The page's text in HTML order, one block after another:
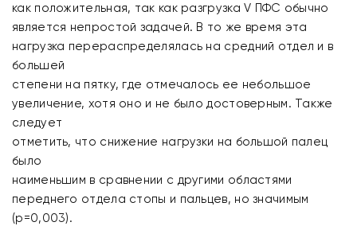
как положительная, так как разгрузка V ПФС обычно
является непростой задачей. В то же время эта
нагрузка перераспределялась на средний отдел и в
большей
степени на пятку, где отмечалось ее небольшое
увеличение, хотя оно и не было достоверным. Также
следует
отметить, что снижение нагрузки на большой палец
было
наименьшим в сравнении с другими областями
переднего отдела стопы и пальцев, но значимым
(р=0,003).